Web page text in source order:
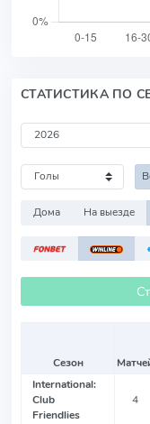
СТАТИСТИКА ПО
Дома На выезде
Сезон
International:
Club
Friendlies
4